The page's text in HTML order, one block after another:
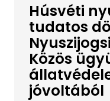
Húsvéti
tudatos
Közös
jóvoltából